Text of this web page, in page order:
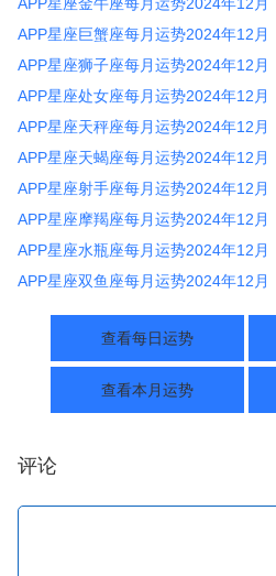
APP星座巨蟹座每月运势2024年12月
APP星座狮子座每月运势2024年12月
APP星座处女座每月运势2024年12月
APP星座天秤座每月运势2024年12月
APP星座天蝎座每月运势2024年12月
APP星座射手座每月运势2024年12月
APP星座摩羯座每月运势2024年12月
APP星座水瓶座每月运势2024年12月
APP星座双鱼座每月运势2024年12月
查看每日运势
查看本月运势
评论